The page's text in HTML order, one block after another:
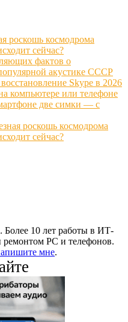
роскошь космодрома
сейчас?
фактов о
акустике СССР
Skype в 2026
компьютере или телефоне
две симки — с
роскошь космодрома
сейчас?
Более 10 лет работы в ИТ-
PC и телефонов.
мне.